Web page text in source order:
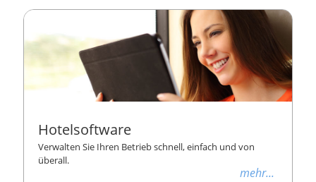
Hotelsoftware
Verwalten Sie Ihren Betrieb schnell, einfach und von
überall.
mehr...